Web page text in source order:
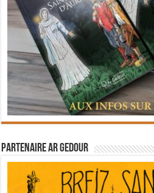
Partenaire Ar Gedour